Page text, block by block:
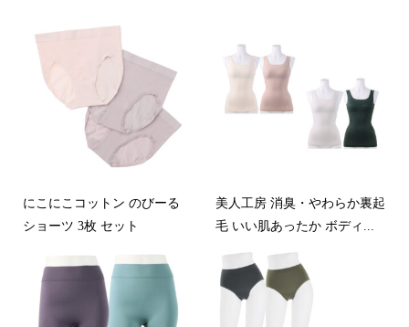
にこにこコットン のびーる
ショーツ 3枚 セット
美人工房 消臭・やわらか裏起
毛 いい肌あったか ボディ...